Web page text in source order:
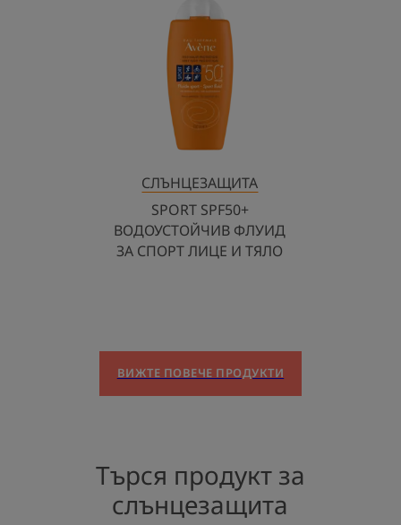
SPF50+
ВОДОУСТОЙЧИВ
ФЛУИД
ЗА
СПОРТ
ЛИЦЕ
ТЯЛО
СЛЪНЦЕЗАЩИТА
SPORT SPF50+
ВОДОУСТОЙЧИВ ФЛУИД
ЗА СПОРТ ЛИЦЕ И ТЯЛО
ВИЖТЕ ПОВЕЧЕ ПРОДУКТИ
Търся продукт за
слънцезащита